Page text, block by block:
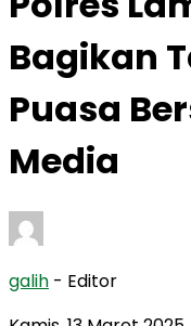
Bagikan
Puasa
Media
galih - Editor